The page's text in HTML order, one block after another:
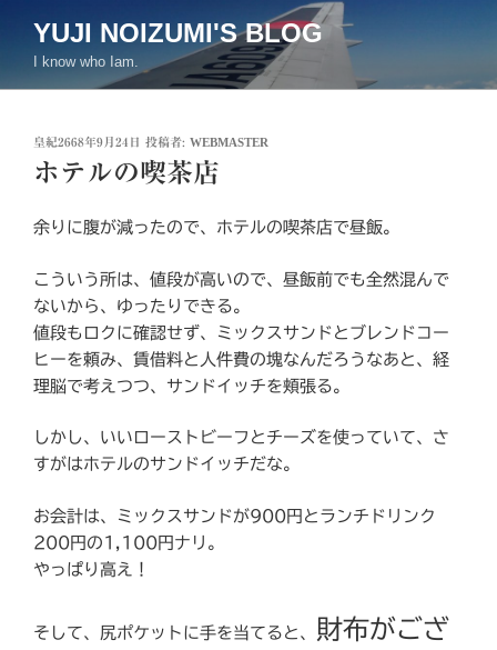
ン
YUJI NOIZUMI'S BLOG
I know who Iam.
投
稿
日:
皇紀2668年9月24日 投稿者: WEBMASTER
ホテルの喫茶店
余りに腹が減ったので、ホテルの喫茶店で昼飯。
こういう所は、値段が高いので、昼飯前でも全然混んで
ないから、ゆったりできる。
値段もロクに確認せず、ミックスサンドとブレンドコー
ヒーを頼み、賃借料と人件費の塊なんだろうなあと、経
理脳で考えつつ、サンドイッチを頬張る。
しかし、いいローストビーフとチーズを使っていて、さ
すがはホテルのサンドイッチだな。
お会計は、ミックスサンドが900円とランチドリンク
200円の1,100円ナリ。
やっぱり高え！
そして、尻ポケットに手を当てると、
財布がござ